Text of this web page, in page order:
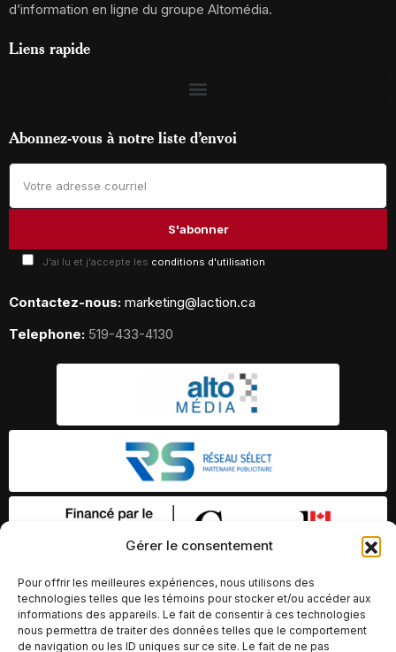
Gérer le consentement
Pour offrir les meilleures expériences, nous utilisons des
technologies telles que les témoins pour stocker et/ou accéder aux
informations des appareils. Le fait de consentir à ces technologies
nous permettra de traiter des données telles que le comportement
de navigation ou les ID uniques sur ce site. Le fait de ne pas
d’information en ligne du groupe Altomédia.
Liens rapide
Abonnez-vous à notre liste d’envoi
J'ai lu et j'accepte les conditions d'utilisation
Contactez-nous: marketing@laction.ca
Telephone: 519-433-4130